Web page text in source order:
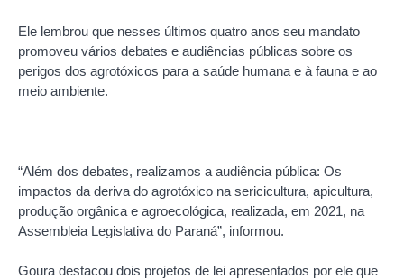
Ele lembrou que nesses últimos quatro anos seu mandato
promoveu vários debates e audiências públicas sobre os
perigos dos agrotóxicos para a saúde humana e à fauna e ao
meio ambiente.
“Além dos debates, realizamos a audiência pública: Os
impactos da deriva do agrotóxico na sericicultura, apicultura,
produção orgânica e agroecológica, realizada, em 2021, na
Assembleia Legislativa do Paraná”, informou.
Goura destacou dois projetos de lei apresentados por ele que